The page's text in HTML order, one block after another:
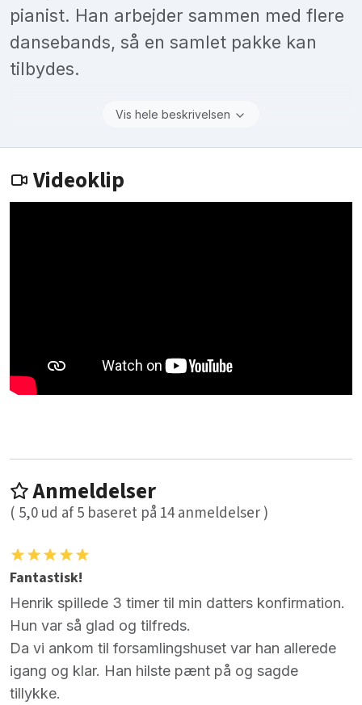
pianist. Han arbejder sammen med flere
dansebands, så en samlet pakke kan
tilbydes.
Vis hele beskrivelsen
Videoklip
Anmeldelser
( 5,0ud af5 baseret på 14anmeldelser )
Fantastisk!
Henrik spillede 3 timer til min datters konfirmation.
Hun var så glad og tilfreds.
Da vi ankom til forsamlingshuset var han allerede
igang og klar. Han hilste pænt på og sagde
tillykke.